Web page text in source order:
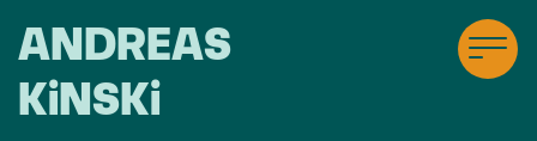
ANDREAS
KiNSKi